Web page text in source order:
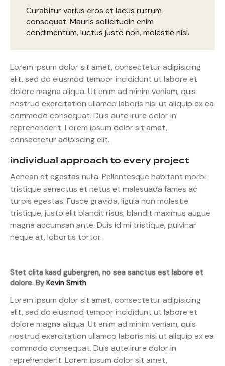
Curabitur varius eros et lacus rutrum
consequat. Mauris sollicitudin enim
condimentum, luctus justo non, molestie nisl.
Lorem ipsum dolor sit amet, consectetur adipisicing
elit, sed do eiusmod tempor incididunt ut labore et
dolore magna aliqua. Ut enim ad minim veniam, quis
nostrud exercitation ullamco laboris nisi ut aliquip ex ea
commodo consequat. Duis aute irure dolor in
reprehenderit. Lorem ipsum dolor sit amet,
consectetur adipiscing elit.
individual approach to every project
Aenean et egestas nulla. Pellentesque habitant morbi
tristique senectus et netus et malesuada fames ac
turpis egestas. Fusce gravida, ligula non molestie
tristique, justo elit blandit risus, blandit maximus augue
magna accumsan ante. Duis id mi tristique, pulvinar
neque at, lobortis tortor.
Stet clita kasd gubergren, no sea sanctus est labore et
dolore. ByKevin Smith
Lorem ipsum dolor sit amet, consectetur adipisicing
elit, sed do eiusmod tempor incididunt ut labore et
dolore magna aliqua. Ut enim ad minim veniam, quis
nostrud exercitation ullamco laboris nisi ut aliquip ex ea
commodo consequat. Duis aute irure dolor in
reprehenderit. Lorem ipsum dolor sit amet,